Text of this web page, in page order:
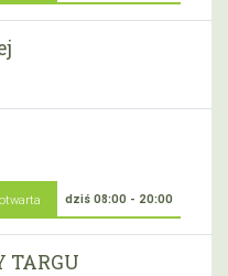
otwarta dziś 08:00 - 20:00
TARGU